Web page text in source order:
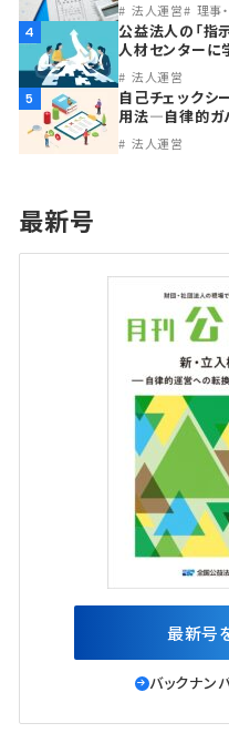
法人運営 理事
4
公益法人の「指
人材センター
法人運営
5
自己チェックシ
用法―自律的ガ
法人運営
最新号
最新号
バックナン